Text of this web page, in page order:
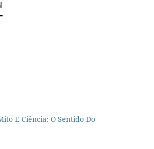
E Ciência: O Sentido Do